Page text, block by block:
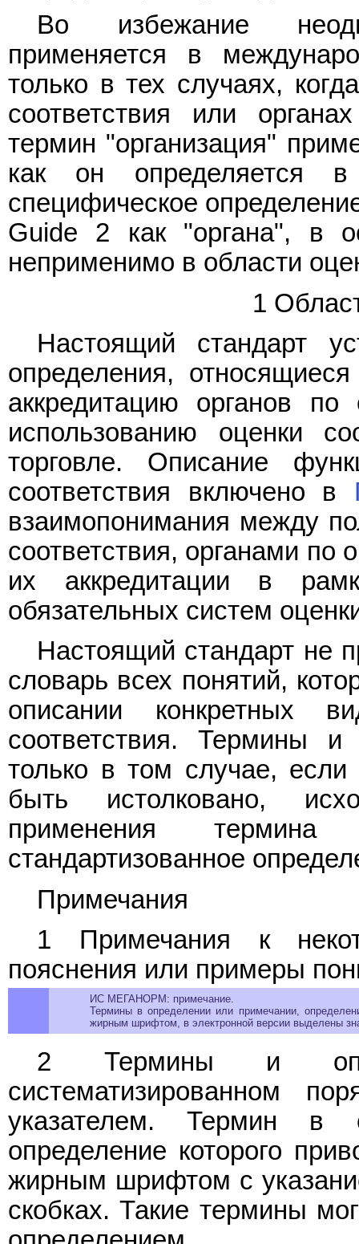
Во избежание
применяется в
только в тех случаях,
соответствия или
термин "организация"
как он определяется
специфическое
Guide 2 как "органа", в
неприменимо в области
1
Настоящий стандарт
определения,
аккредитацию органов
использованию оценки
торговле. Описание
соответствия включено в
взаимопонимания между
соответствия, органами по
их аккредитации в
обязательных систем
Настоящий стандарт не
словарь всех понятий,
описании конкретных
соответствия. Термины
только в том случае,
быть истолковано,
применения
стандартизованное
Примечания
1 Примечания к
пояснения или примеры
ИС МЕГАНОРМ: примечание.
Термины в определении или примечании,
жирным шрифтом, в электронной версии выделены
2 Термины и
систематизированном
указателем. Термин в
определение которого
жирным шрифтом с
скобках. Такие термины